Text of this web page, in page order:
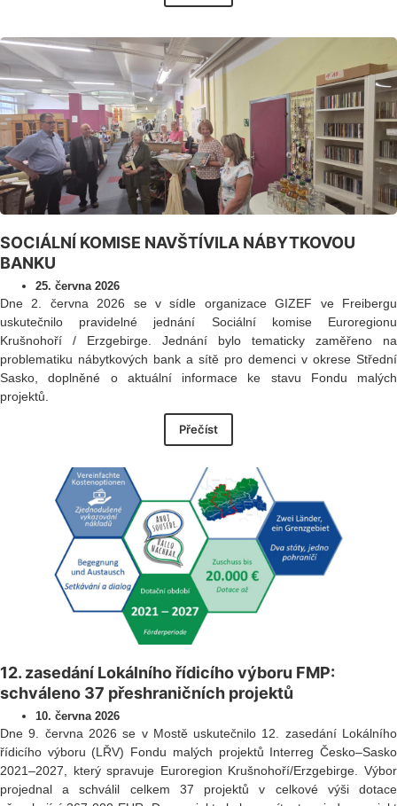
SOCIÁLNÍ KOMISE NAVŠTÍVILA NÁBYTKOVOU
BANKU
25. června 2026
Dne 2. června 2026 se v sídle organizace GIZEF ve Freibergu
uskutečnilo pravidelné jednání Sociální komise Euroregionu
Krušnohoří / Erzgebirge. Jednání bylo tematicky zaměřeno na
problematiku nábytkových bank a sítě pro demenci v okrese Střední
Sasko, doplněné o aktuální informace ke stavu Fondu malých
projektů.
Přečíst
12. zasedání Lokálního řídicího výboru FMP:
schváleno 37 přeshraničních projektů
10. června 2026
Dne 9. června 2026 se v Mostě uskutečnilo 12. zasedání Lokálního
řídicího výboru (LŘV) Fondu malých projektů Interreg Česko–Sasko
2021–2027, který spravuje Euroregion Krušnohoří/Erzgebirge. Výbor
projednal a schválil celkem 37 projektů v celkové výši dotace